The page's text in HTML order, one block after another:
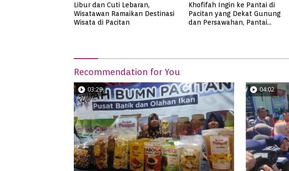
Libur dan Cuti Lebaran,
Wisatawan Ramaikan Destinasi
Wisata di Pacitan
Khofifah Ingin ke Pantai di
Pacitan yang Dekat Gunung
dan Persawahan, Pantai
Recommendation for You
03:29 04:02